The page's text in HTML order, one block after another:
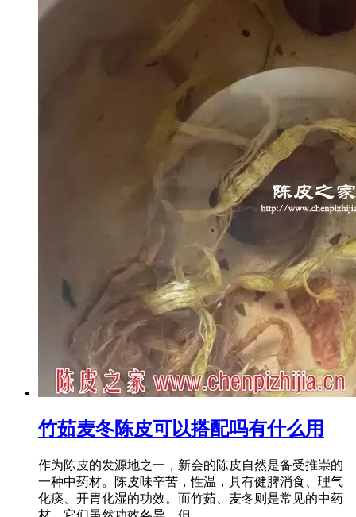
竹茹麦冬陈皮可以搭配吗有什么用
作为陈皮的发源地之一，新会的陈皮自然是备受推崇的
一种中药材。陈皮味辛苦，性温，具有健脾消食、理气
化痰、开胃化湿的功效。而竹茹、麦冬则是常见的中药